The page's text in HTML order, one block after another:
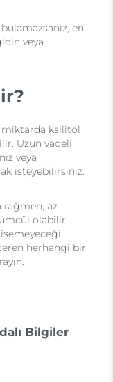
en
veya
miktarda ksilitol
Uzun vadeli
veya
isteyebilirsiniz.
rağmen, az
olabilir.
herhangi bir
Bilgiler